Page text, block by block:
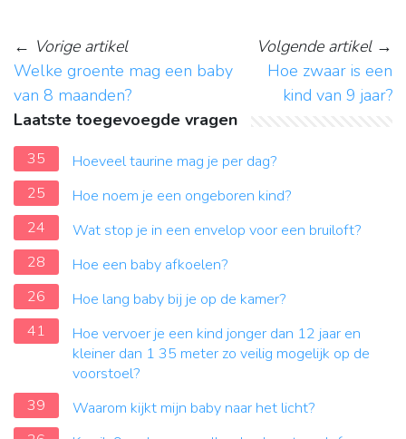
← Vorige artikel
Welke groente mag een baby
van 8 maanden?
Volgende artikel→
Hoe zwaar is een
kind van 9 jaar?
Laatste toegevoegde vragen
35
Hoeveel taurine mag je per dag?
25
Hoe noem je een ongeboren kind?
24
Wat stop je in een envelop voor een bruiloft?
28
Hoe een baby afkoelen?
26
Hoe lang baby bij je op de kamer?
41
Hoe vervoer je een kind jonger dan 12 jaar en
kleiner dan 1 35 meter zo veilig mogelijk op de
voorstoel?
39
Waarom kijkt mijn baby naar het licht?